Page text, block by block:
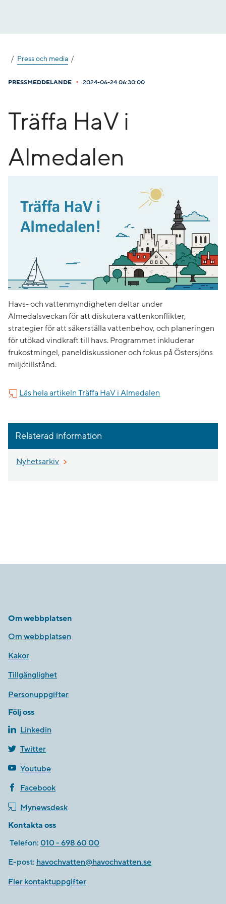
Press och media
PRESSMEDDELANDE • 2024-06-24 06:30:00
Träffa HaV i
Almedalen
Havs- och vattenmyndigheten deltar under
Almedalsveckan för att diskutera vattenkonflikter,
strategier för att säkerställa vattenbehov, och planeringen
för utökad vindkraft till havs. Programmet inkluderar
frukostmingel, paneldiskussioner och fokus på Östersjöns
miljötillstånd.
Läs hela artikeln Träffa HaV i Almedalen
Relaterad information
Nyhetsarkiv
Om webbplatsen
Om webbplatsen
Kakor
Tillgänglighet
Personuppgifter
Följ oss
Linkedin
Twitter
Youtube
Facebook
Mynewsdesk
Kontakta oss
Telefon: 010 - 698 60 00
E-post: havochvatten@havochvatten.se
Fler kontaktuppgifter